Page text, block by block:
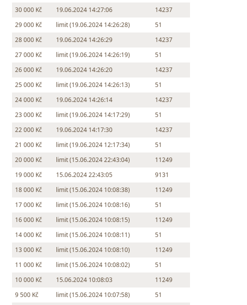
30 000 Kč
19.06.2024 14:27:06
14237
29 000 Kč
limit (19.06.2024 14:26:28)
51
28 000 Kč
19.06.2024 14:26:29
14237
27 000 Kč
limit (19.06.2024 14:26:19)
51
26 000 Kč
19.06.2024 14:26:20
14237
25 000 Kč
limit (19.06.2024 14:26:13)
51
24 000 Kč
19.06.2024 14:26:14
14237
23 000 Kč
limit (19.06.2024 14:17:29)
51
22 000 Kč
19.06.2024 14:17:30
14237
21 000 Kč
limit (19.06.2024 12:17:34)
51
20 000 Kč
limit (15.06.2024 22:43:04)
11249
19 000 Kč
15.06.2024 22:43:05
9131
18 000 Kč
limit (15.06.2024 10:08:38)
11249
17 000 Kč
limit (15.06.2024 10:08:16)
51
16 000 Kč
limit (15.06.2024 10:08:15)
11249
14 000 Kč
limit (15.06.2024 10:08:11)
51
13 000 Kč
limit (15.06.2024 10:08:10)
11249
11 000 Kč
limit (15.06.2024 10:08:02)
51
10 000 Kč
15.06.2024 10:08:03
11249
9 500 Kč
limit (15.06.2024 10:07:58)
51